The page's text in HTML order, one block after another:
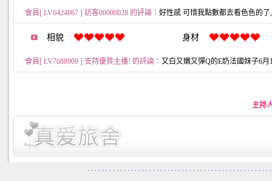
會員[ LV6424867 ] 訪客00000028 的評論： 好性感 可惜我點數都去看色色的了
相貌 身材
會員[ LV7688909 ] 支持優質主播! 的評論： 又白又嫩又彈Q的E奶法國妹子6月
主持
. . . . . . . . . . . . . . . . . . . . . . . . . . . . . . . . . . . . . . . . . . . . . . . . . . .